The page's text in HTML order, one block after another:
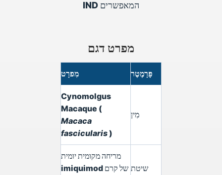
המאפשרים IND
מפרט דגם
פָּרָמֶטֶר מִפרָט
מִין
Cynomolgus
Macaque (
Macaca
fascicularis)
שיטת
מריחה מקומית יומית
של קרם imiquimod